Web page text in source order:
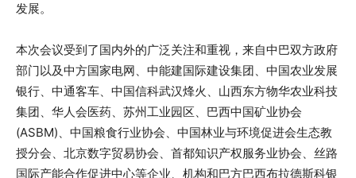
发展。
本次会议受到了国内外的广泛关注和重视，来自中巴双方政府
部门以及中方国家电网、中能建国际建设集团、中国农业发展
银行、中通客车、中国信科武汉烽火、山西东方物华农业科技
集团、华人会医药、苏州工业园区、巴西中国矿业协会
(ASBM)、中国粮食行业协会、中国林业与环境促进会生态教
授分会、北京数字贸易协会、首都知识产权服务业协会、丝路
国际产能合作促进中心等企业、机构和巴方巴西布拉德斯科银